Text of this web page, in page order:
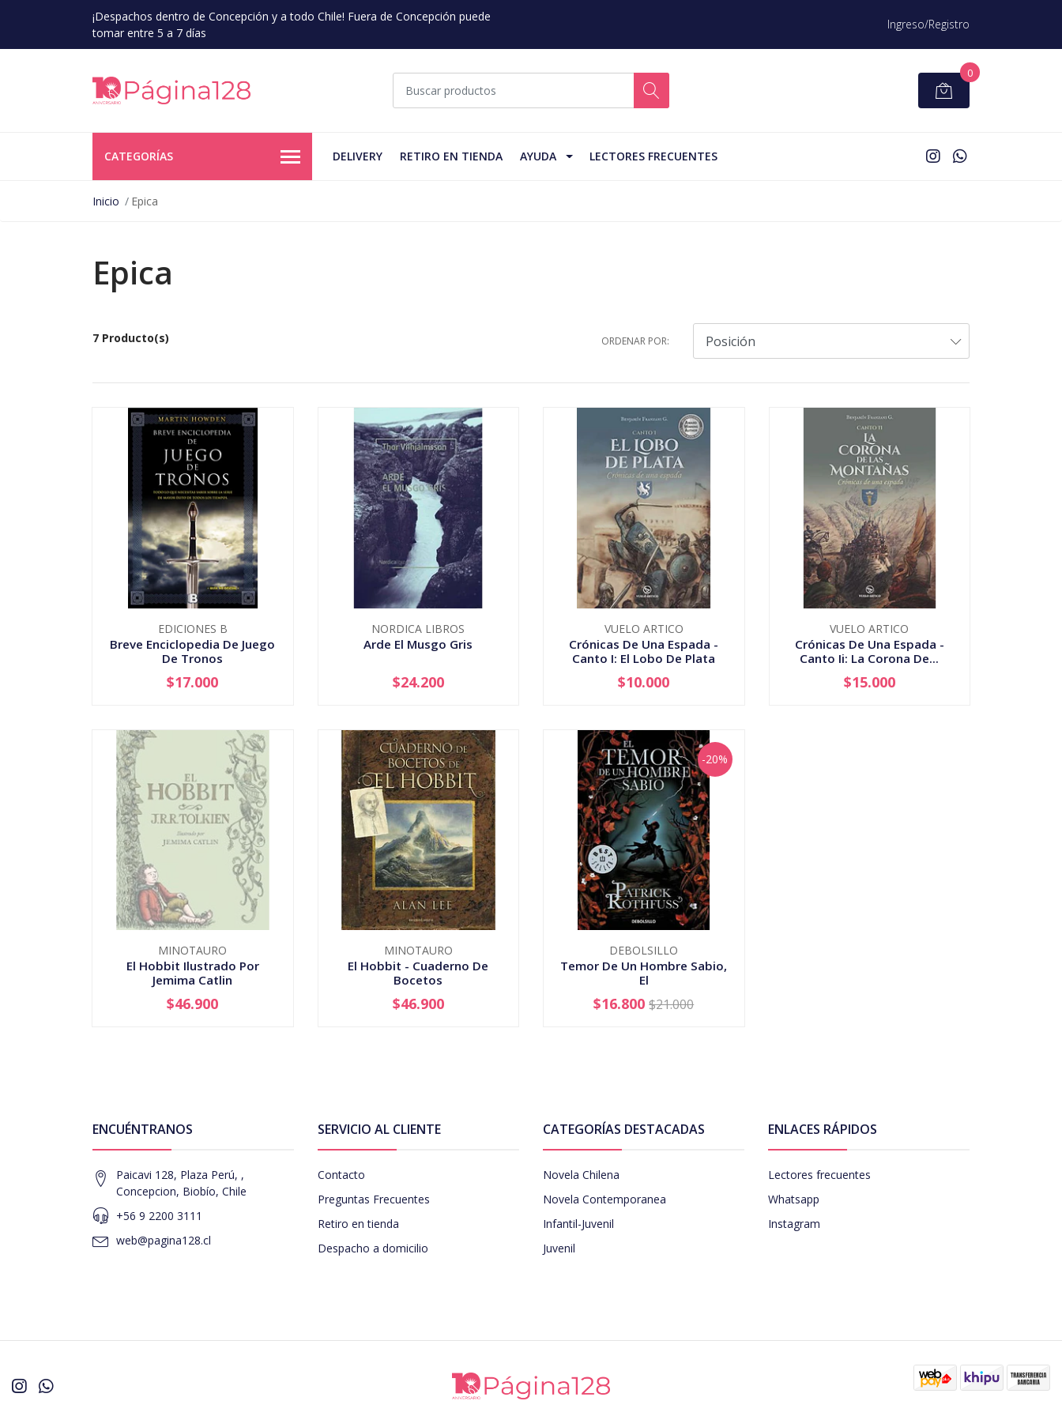
¡Despachos dentro de Concepción y a todo Chile! Fuera de Concepción puede
tomar entre 5 a 7 días
Ingreso/Registro
0
CATEGORÍAS DELIVERY RETIRO EN TIENDA AYUDA LECTORES FRECUENTES
Inicio Epica
Epica
7 Producto(s) ORDENAR POR:
EDICIONES B
Breve Enciclopedia De Juego
De Tronos
+
$17.000
NORDICA LIBROS
Arde El Musgo Gris
+
$24.200
VUELO ARTICO
Crónicas De Una Espada -
Canto I: El Lobo De Plata
+
$10.000
VUELO ARTICO
Crónicas De Una Espada -
Canto Ii: La Corona De...
+
$15.000
MINOTAURO
El Hobbit Ilustrado Por
Jemima Catlin
AGOTADO
$46.900
MINOTAURO
El Hobbit - Cuaderno De
Bocetos
+
$46.900
-20%
DEBOLSILLO
Temor De Un Hombre Sabio,
El
+
$16.800$21.000
ENCUÉNTRANOS
Paicavi 128, Plaza Perú, ,
Concepcion, Biobío, Chile
+56 9 2200 3111
web@pagina128.cl
SERVICIO AL CLIENTE
Contacto
Preguntas Frecuentes
Retiro en tienda
Despacho a domicilio
CATEGORÍAS DESTACADAS
Novela Chilena
Novela Contemporanea
Infantil-Juvenil
Juvenil
ENLACES RÁPIDOS
Lectores frecuentes
Whatsapp
Instagram